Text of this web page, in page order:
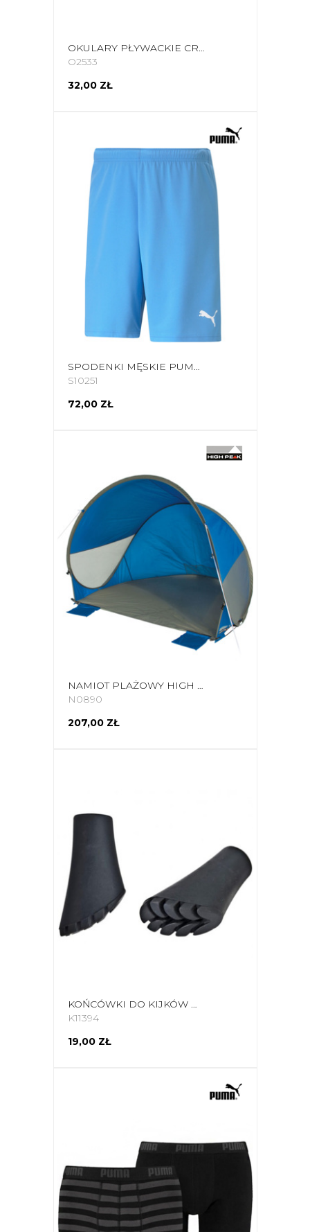
OKULARY PŁYWACKIE CROWELL FLO CZARNO-POMARAŃCZOWE
O2533
32,00 ZŁ
SPODENKI MĘSKIE PUMA TEAMRISE SHORT TEAM BŁĘKITNE 704942 18
S10251
72,00 ZŁ
NAMIOT PLAŻOWY HIGH PEAK PALMA NIEBIESKO SZARY 10126
N0890
207,00 ZŁ
KOŃCÓWKI DO KIJKÓW NORDIC WALKING VIPOLE R1006
K11394
19,00 ZŁ